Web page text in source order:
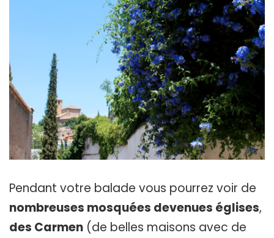
Pendant votre balade vous pourrez voir de
nombreuses mosquées devenues églises,
des Carmen (de belles maisons avec de